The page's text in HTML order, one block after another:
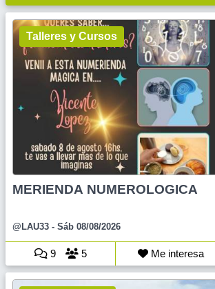
Talleres y Cursos
MERIENDA NUMEROLOGICA
@LAU33 - Sáb 08/08/2026
9 5 Me interesa